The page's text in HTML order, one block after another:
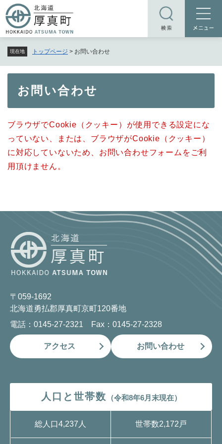
ー
ジ
頭
で
現在地 トップページ > お問い合わせ
お問い合わせ
ブラウザでCookie（クッキー）が使用できる設定にな
っていない、または、ブラウザがCookie（クッキー）
に対応していないため、お問い合わせフォームをご利
用頂けません。
〒059-1692
北海道勇払郡厚真町京町120番地
電話：0145-27-2321 Fax：0145-27-2328
アクセス お問い合わせ
人口と世帯数 （令和8年6月末現在）
総人口4,237人 世帯数2,172戸